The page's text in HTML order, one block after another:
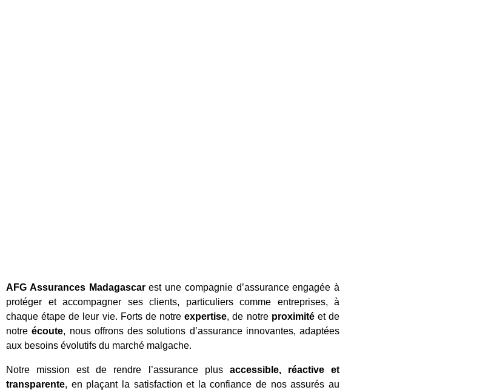
AFG Assurances Madagascarest une compagnie d’assurance engagée à
protéger et accompagner ses clients, particuliers comme entreprises, à
chaque étape de leur vie. Forts de notreexpertise, de notre proximitéet de
notreécoute, nous offrons des solutions d’assurance innovantes, adaptées
aux besoins évolutifs du marché malgache.
Notre mission est de rendre l’assurance plus accessible, réactive et
transparente, en plaçant la satisfaction et la confiance de nos assurés au